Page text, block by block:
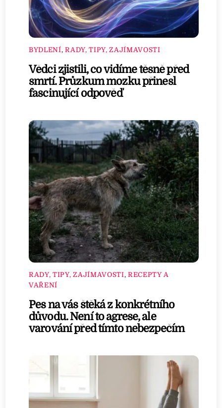
BYDLENÍ,RADY, TIPY, ZAJÍMAVOSTI
Vědci zjistili, co vidíme těsně před
smrtí. Průzkum mozku přinesl
fascinující odpověď
RADY, TIPY, ZAJÍMAVOSTI, RECEPTY A
VAŘENÍ
Pes na vás štěká z konkrétního
důvodu. Není to agrese, ale
varování před tímto nebezpečím